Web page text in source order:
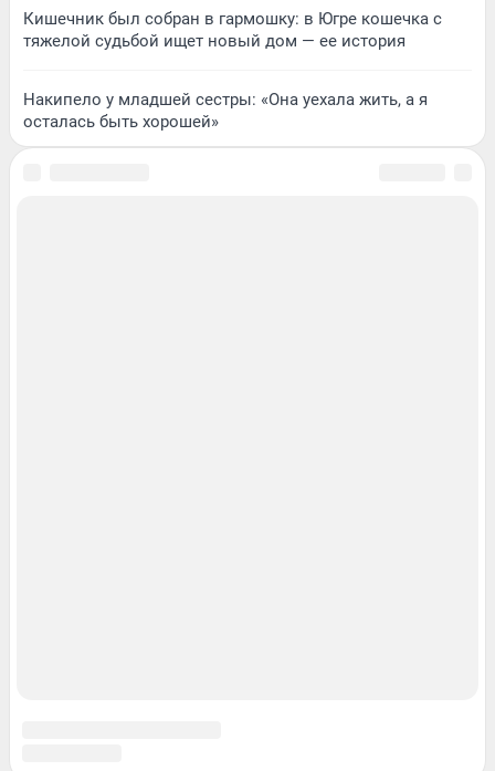
Кишечник был собран в гармошку: в Югре кошечка с
тяжелой судьбой ищет новый дом — ее история
Накипело у младшей сестры: «Она уехала жить, а я
осталась быть хорошей»